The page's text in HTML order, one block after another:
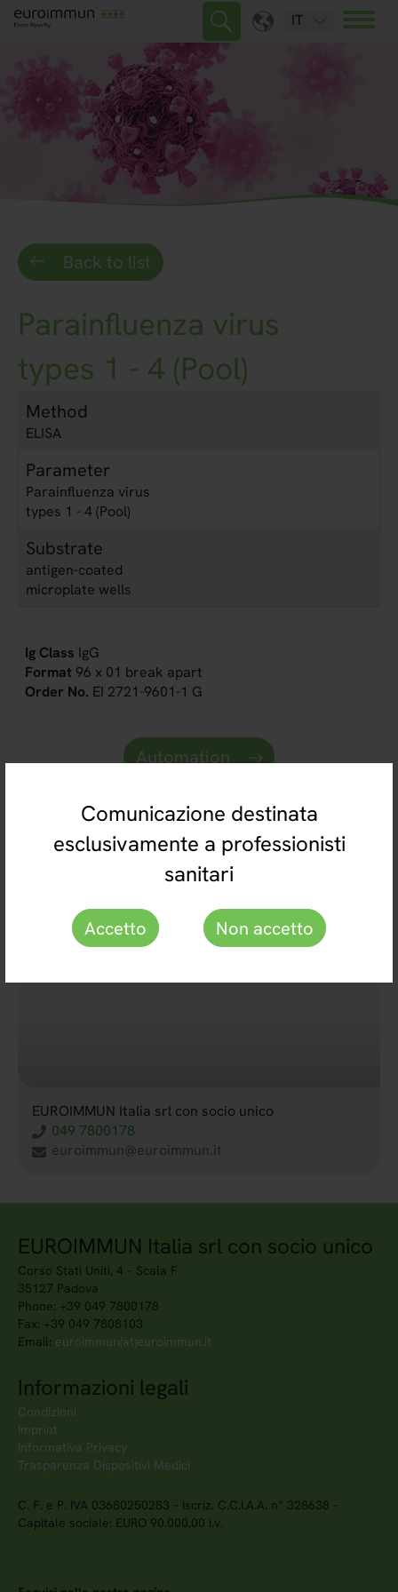
Comunicazione destinata
esclusivamente a professionisti
sanitari
Accetto Non accetto
IT
Back to list
Parainfluenza virus
types 1 - 4 (Pool)
Method
ELISA
Parameter
Parainfluenza virus
types 1 - 4 (Pool)
Substrate
antigen-coated
microplate wells
IgG
96 x 01 break apart
EI 2721-9601-1 G
Automation
EUROIMMUN Italia srl con socio unico
049 7800178
euroimmun@euroimmun.it
EUROIMMUN Italia srl con socio unico
Corso Stati Uniti, 4 – Scala F
35127 Padova
Phone: +39 049 7800178
Fax: +39 049 7808103
Email: euroimmun(at)euroimmun.it
Informazioni legali
Condizioni
Imprint
Informativa Privacy
Trasparenza Dispositivi Medici
C. F. e P. IVA 03680250283 – Iscriz. C.C.I.A.A. n° 328638 –
Capitale sociale: EURO 90.000,00 i.v.